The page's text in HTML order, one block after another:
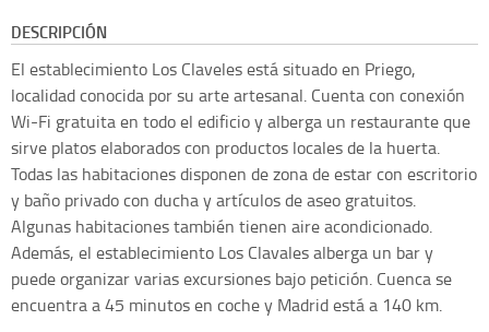
DESCRIPCIÓN
El establecimiento Los Claveles está situado en Priego,
localidad conocida por su arte artesanal. Cuenta con conexión
Wi-Fi gratuita en todo el edificio y alberga un restaurante que
sirve platos elaborados con productos locales de la huerta.
Todas las habitaciones disponen de zona de estar con escritorio
y baño privado con ducha y artículos de aseo gratuitos.
Algunas habitaciones también tienen aire acondicionado.
Además, el establecimiento Los Clavales alberga un bar y
puede organizar varias excursiones bajo petición. Cuenca se
encuentra a 45 minutos en coche y Madrid está a 140 km.